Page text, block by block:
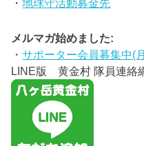
・地球守活動募金先
メルマガ始めました:
・サポーター会員募集中(
LINE版 黄金村 隊員連絡